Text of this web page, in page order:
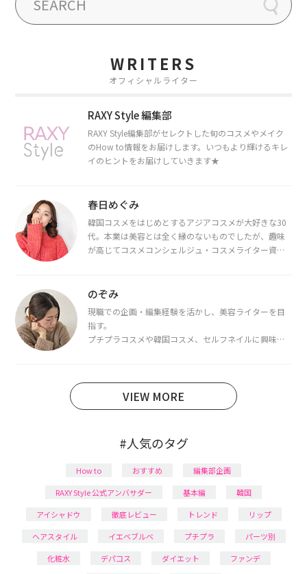
WRITERS
オフィシャルライター
RAXY Style 編集部
RAXY Style編集部がセレクトした旬のコスメやメイク
のHow to情報をお届けします。いつもより輝けるキレ
イのヒントをお届けしていきます★
春日めぐみ
韓国コスメをはじめとするアジアコスメが大好きな30
代。本業は美容とは全く縁のないものでしたが、趣味
が高じてコスメコンシェルジュ・コスメライター資格
断・骨格診断によるイメージコンサルティングも行っ
のぞみ
現職での企画・編集経験を活かし、美容ライターを目
指す。
プチプラコスメや韓国コスメ、セルフネイルに興味が
日本化粧品検定1級保有。
VIEW MORE
#人気のタグ
How to おすすめ
編集部企画
RAXY Style 公式アンバサダー
基本編
韓国
アイシャドウ
徹底レビュー トレンド
リップ
ヘアスタイル
イエベブルベ プチプラ
パーツ別
化粧水
デパコス ダイエット
ファンデ